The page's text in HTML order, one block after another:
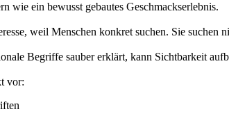
wie ein bewusst gebautes Geschmackserlebnis.
weil Menschen konkret suchen. Sie suchen
Begriffe sauber erklärt, kann Sichtbarkeit
vor: